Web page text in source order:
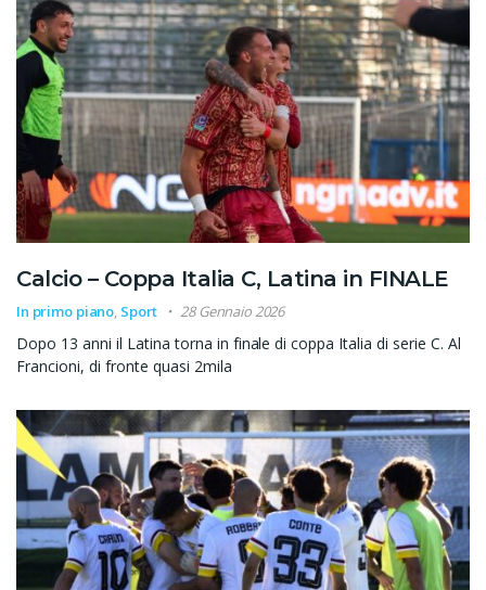
Calcio – Coppa Italia C, Latina in FINALE
In primo piano, Sport 28 Gennaio 2026
Dopo 13 anni il Latina torna in finale di coppa Italia di serie C. Al
Francioni, di fronte quasi 2mila